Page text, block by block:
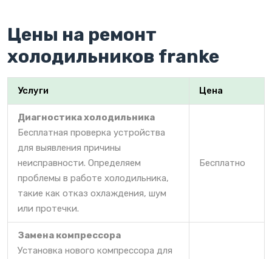
Цены на ремонт
холодильников franke
Услуги Цена
Диагностика холодильника
Бесплатная проверка устройства
для выявления причины
неисправности. Определяем
проблемы в работе холодильника,
такие как отказ охлаждения, шум
или протечки.
Бесплатно
Замена компрессора
Установка нового компрессора для